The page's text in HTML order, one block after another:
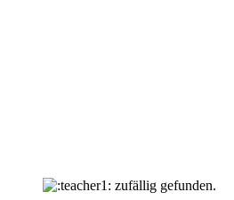
zufällig gefunden.